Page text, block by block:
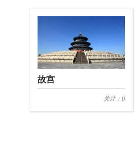
故宫
关注：0